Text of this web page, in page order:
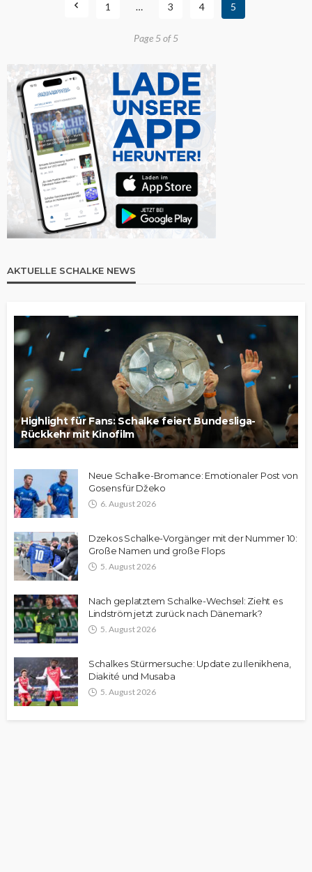
1 … 3 4 5
Page 5 of 5
AKTUELLE SCHALKE NEWS
Highlight für Fans: Schalke feiert Bundesliga-
Rückkehr mit Kinofilm
Neue Schalke-Bromance: Emotionaler Post von
Gosens für Džeko
6. August 2026
Dzekos Schalke-Vorgänger mit der Nummer 10:
Große Namen und große Flops
5. August 2026
Nach geplatztem Schalke-Wechsel: Zieht es
Lindström jetzt zurück nach Dänemark?
5. August 2026
Schalkes Stürmersuche: Update zu Ilenikhena,
Diakité und Musaba
5. August 2026